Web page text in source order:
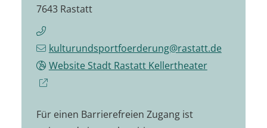
7643 Rastatt
kulturundsportfoerderung@rastatt.de
Website Stadt Rastatt Kellertheater
Für einen Barrierefreien Zugang ist